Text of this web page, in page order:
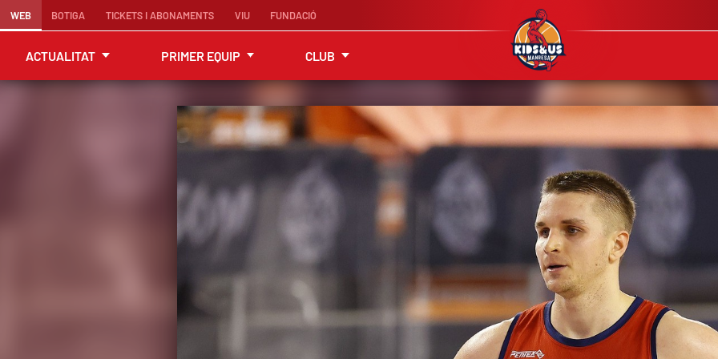
WEB BOTIGA TICKETS I ABONAMENTS VIU FUNDACIÓ
ACTUALITAT PRIMER EQUIP CLUB